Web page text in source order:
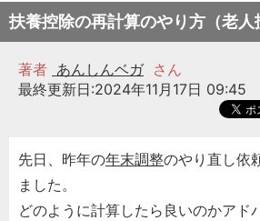
扶養控除の再計算のやり方（老人
著者 あんしんベガ さん
最終更新日:2024年11月17日 09:45
先日、昨年の年末調整のやり直し依
ました。
どのように計算したら良いのかアド